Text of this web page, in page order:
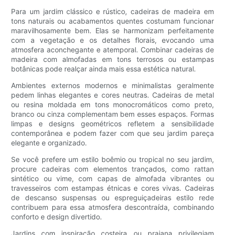
Para um jardim clássico e rústico, cadeiras de madeira em
tons naturais ou acabamentos quentes costumam funcionar
maravilhosamente bem. Elas se harmonizam perfeitamente
com a vegetação e os detalhes florais, evocando uma
atmosfera aconchegante e atemporal. Combinar cadeiras de
madeira com almofadas em tons terrosos ou estampas
botânicas pode realçar ainda mais essa estética natural.
Ambientes externos modernos e minimalistas geralmente
pedem linhas elegantes e cores neutras. Cadeiras de metal
ou resina moldada em tons monocromáticos como preto,
branco ou cinza complementam bem esses espaços. Formas
limpas e designs geométricos refletem a sensibilidade
contemporânea e podem fazer com que seu jardim pareça
elegante e organizado.
Se você prefere um estilo boêmio ou tropical no seu jardim,
procure cadeiras com elementos trançados, como rattan
sintético ou vime, com capas de almofada vibrantes ou
travesseiros com estampas étnicas e cores vivas. Cadeiras
de descanso suspensas ou espreguiçadeiras estilo rede
contribuem para essa atmosfera descontraída, combinando
conforto e design divertido.